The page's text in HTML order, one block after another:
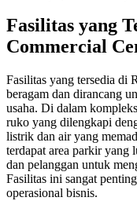
Fasilitas yang
Commercial
Fasilitas yang tersedia di
beragam dan dirancang
usaha. Di dalam
ruko yang dilengkapi
listrik dan air yang
terdapat area parkir yang
dan pelanggan untuk
Fasilitas ini sangat
operasional bisnis.